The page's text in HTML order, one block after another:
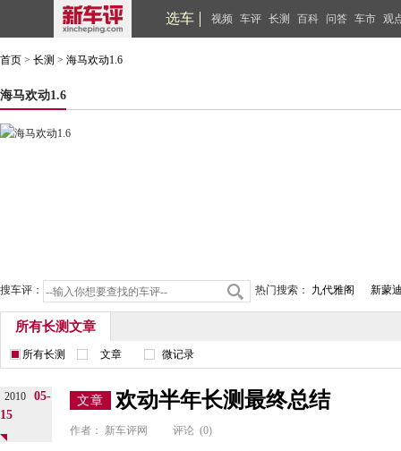
选车 视频 车评 长测 百科 问答 车市 观
首页 > 长测 > 海马欢动1.6
海马欢动1.6
搜车评： 热门搜索： 九代雅阁 新蒙
所有长测文章
所有长测 文章 微记录
2010
05-
15
文章 欢动半年长测最终总结
作者： 新车评网 评论 (0)